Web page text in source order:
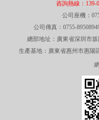
咨詢熱線：139-
公司座機：
公司傳真：0755-
總部地址：廣東省深圳市
生產基地：廣東省惠州市惠陽